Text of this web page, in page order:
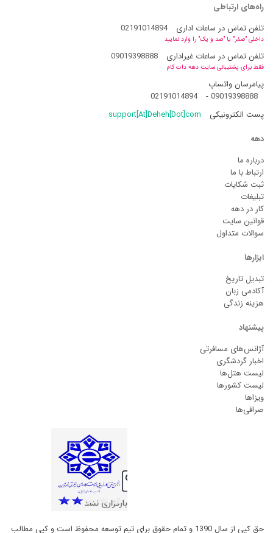
راه‌های ارتباطی
تلفن تماس در ساعات اداری
02191014894
داخلی "صفر" یا "صد و یک" را وارد نمایید
تلفن تماس در ساعات غیراداری 09019398888
فقط برای پشتیبانی سایت دهه دات کام
پیامرسان واتساپ
09019398888
-
02191014894
پست الکترونیکی
support[At]Deheh[Dot]com
دهه
درباره ما
ارتباط با ما
ثبت شکایات
تبلیغات
کار در دهه
قوانین سایت
سوالات متداول
ابزارها
تبدیل تاریخ
آکادمی زبان
هزینه زندگی
پیشنهاد
آژانس‌های مسافرتی
اخبار گردشگری
لیست هتل‌ها
لیست کشورها
ویزاها
صرافی‌ها
حق کپی از سال 1390 و تمام حقوق برای تیم توسعه محفوظ است و کپی مطالب